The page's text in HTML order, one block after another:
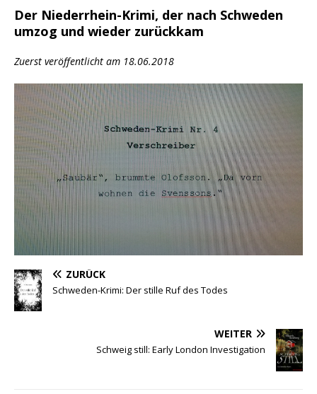
Der Niederrhein-Krimi, der nach Schweden
umzog und wieder zurückkam
Zuerst veröffentlicht am 18.06.2018
ZURÜCK
Schweden-Krimi: Der stille Ruf des Todes
WEITER
Schweig still: Early London Investigation